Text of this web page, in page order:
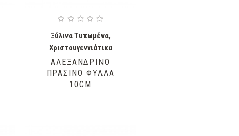
Ξύλινα Τυπωμένα,
Χριστουγεννιάτικα
ΑΛΕΞΑΝΔΡΙΝΌ
ΠΡΆΣΙΝΟ ΦΎΛΛΑ
10CM